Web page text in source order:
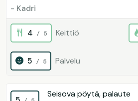
- Kadri
4 / 5 Keittiö
5 / 5 Palvelu
Seisova pöytä, palaute